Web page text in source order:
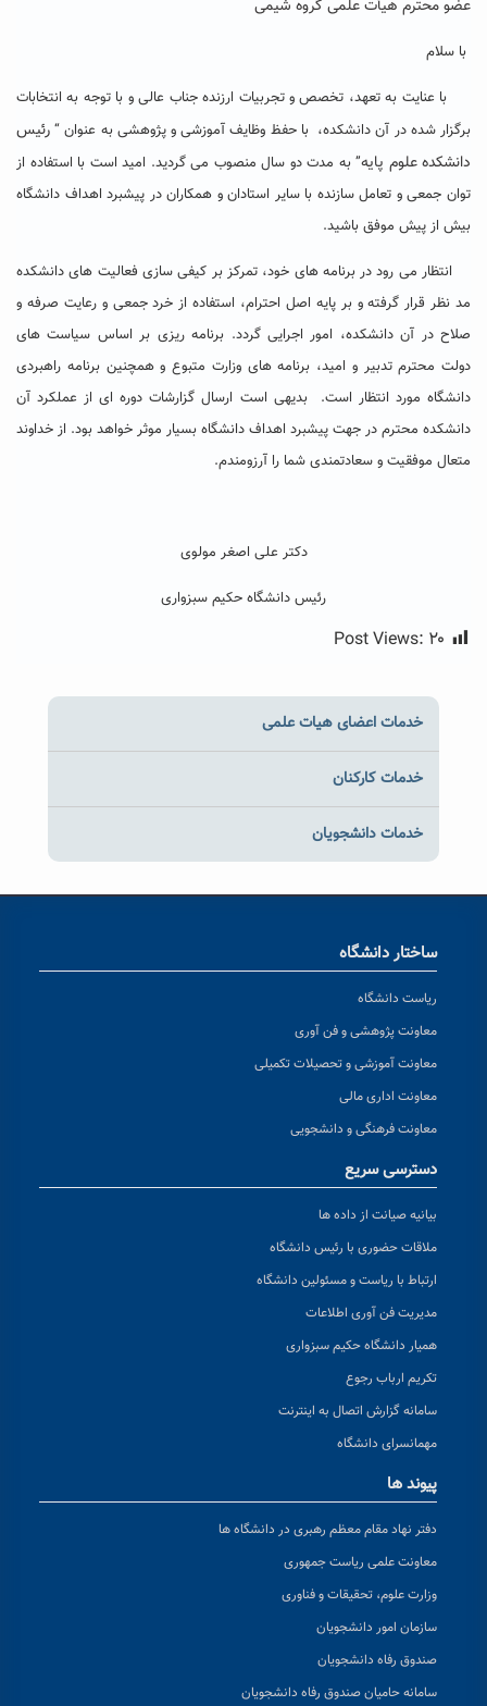
عضو محترم هیأت علمی گروه شیمی
با سلام
با عنایت به تعهد، تخصص و تجربیات ارزنده جناب عالی و با توجه به انتخابات
برگزار شده در آن دانشکده، با حفظ وظایف آموزشی و پژوهشی به عنوان “رئیس
دانشکده علوم پایه” به مدت دو سال منصوب می گردید. امید است با استفاده از
توان جمعی و تعامل سازنده با سایر استادان و همکاران در پیشبرد اهداف دانشگاه
بیش از پیش موفق باشید.
انتظار می رود در برنامه های خود، تمرکز بر کیفی سازی فعالیت های دانشکده
مد نظر قرار گرفته و بر پایه اصل احترام، استفاده از خرد جمعی و رعایت صرفه و
صلاح در آن دانشکده، امور اجرایی گردد. برنامه ریزی بر اساس سیاست های
دولت محترم تدبیر و امید، برنامه های وزارت متبوع و همچنین برنامه راهبردی
دانشگاه مورد انتظار است. بدیهی است ارسال گزارشات دوره ای از عملکرد آن
دانشکده محترم در جهت پیشبرد اهداف دانشگاه بسیار موثر خواهد بود. از خداوند
متعال موفقیت و سعادتمندی شما را آرزومندم.
دکتر علی اصغر مولوی
رئیس دانشگاه حکیم سبزواری
Post Views: ۲۰
خدمات اعضای هیات علمی
خدمات کارکنان
خدمات دانشجویان
ساختار دانشگاه
ریاست دانشگاه
معاونت پژوهشی و فن آوری
معاونت آموزشی و تحصیلات تکمیلی
معاونت اداری مالی
معاونت فرهنگی و دانشجویی
دسترسی سریع
بیانیه صیانت از داده ها
ملاقات حضوری با رئیس دانشگاه
ارتباط با ریاست و مسئولین دانشگاه
مدیریت فن آوری اطلاعات
همیار دانشگاه حکیم سبزواری
تکریم ارباب رجوع
سامانه گزارش اتصال به اینترنت
مهمانسرای دانشگاه
پیوند ها
دفتر نهاد مقام معظم رهبری در دانشگاه ها
معاونت علمی ریاست جمهوری
وزارت علوم، تحقیقات و فناوری
سازمان امور دانشجویان
صندوق رفاه دانشجویان
سامانه حامیان صندوق رفاه دانشجویان